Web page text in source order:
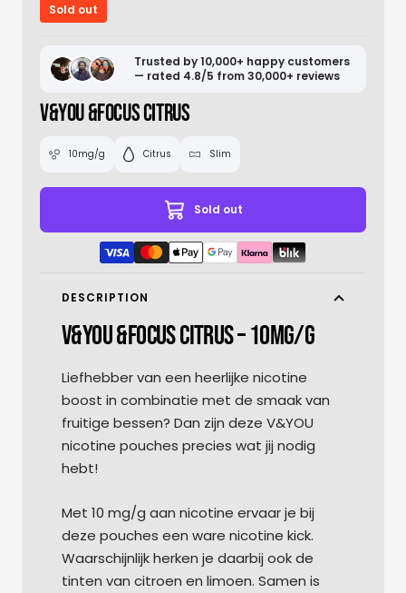
Sold out
Trusted by 10,000+ happy customers
— rated 4.8/5 from 30,000+ reviews
V&YOU &FOCUS CITRUS
10mg/g Citrus Slim
Sold out
DESCRIPTION
V&YOU &FOCUS CITRUS – 10MG/G
Liefhebber van een heerlijke nicotine
boost in combinatie met de smaak van
fruitige bessen? Dan zijn deze V&YOU
nicotine pouches precies wat jij nodig
hebt!
Met 10 mg/g aan nicotine ervaar je bij
deze pouches een ware nicotine kick.
Waarschijnlijk herken je daarbij ook de
tinten van citroen en limoen. Samen is